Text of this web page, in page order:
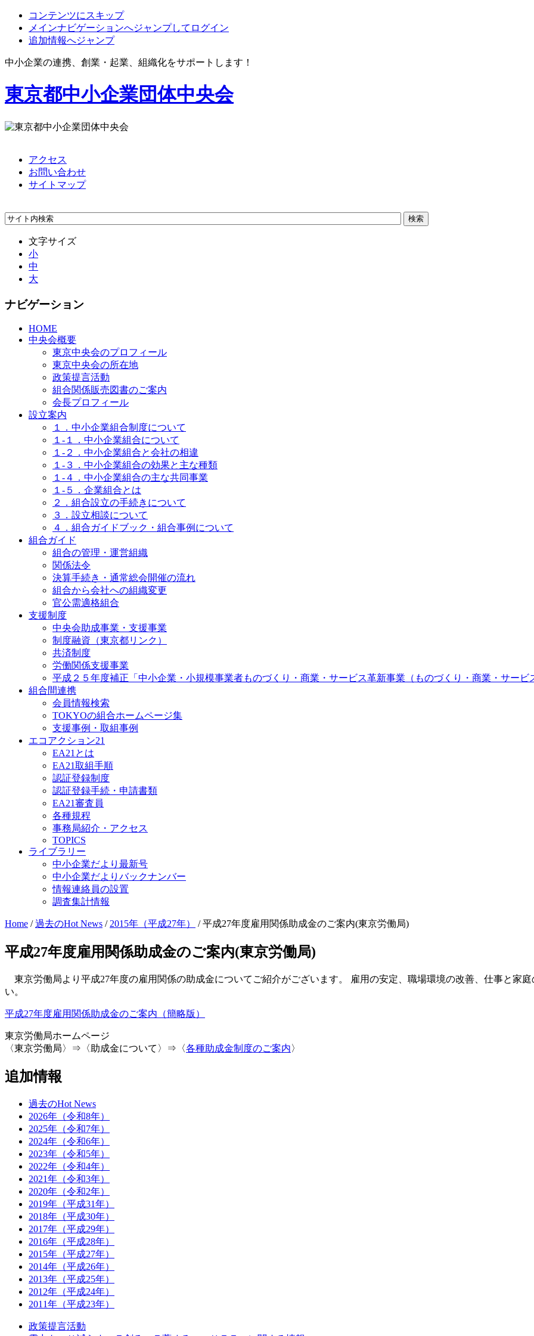
コンテンツにスキップ
メインナビゲーションへジャンプしてログイン
追加情報へジャンプ
中小企業の連携、創業・起業、組織化をサポートします！
東京都中小企業団体中央会
アクセス
お問い合わせ
サイトマップ
文字サイズ
小
中
大
ナビゲーション
HOME
中央会概要
東京中央会のプロフィール
東京中央会の所在地
政策提言活動
組合関係販売図書のご案内
会長プロフィール
設立案内
１．中小企業組合制度について
１-１．中小企業組合について
１-２．中小企業組合と会社の相違
１-３．中小企業組合の効果と主な種類
１-４．中小企業組合の主な共同事業
１-５．企業組合とは
２．組合設立の手続きについて
３．設立相談について
４．組合ガイドブック・組合事例について
組合ガイド
組合の管理・運営組織
関係法令
決算手続き・通常総会開催の流れ
組合から会社への組織変更
官公需適格組合
支援制度
中央会助成事業・支援事業
制度融資（東京都リンク）
共済制度
労働関係支援事業
平成２５年度補正「中小企業・小規模事業者ものづくり・商業・サービス革新事業（ものづくり・商業・サービ
組合間連携
会員情報検索
TOKYOの組合ホームページ集
支援事例・取組事例
エコアクション21
EA21とは
EA21取組手順
認証登録制度
認証登録手続・申請書類
EA21審査員
各種規程
事務局紹介・アクセス
TOPICS
ライブラリー
中小企業だより最新号
中小企業だよりバックナンバー
情報連絡員の設置
調査集計情報
Home /過去のHot News / 2015年（平成27年） /平成27年度雇用関係助成金のご案内(東京労働局)
平成27年度雇用関係助成金のご案内(東京労働局)
東京労働局より平成27年度の雇用関係の助成金についてご紹介がございます。 雇用の安定、職場環境の改善、仕事と家
い。
平成27年度雇用関係助成金のご案内（簡略版）
東京労働局ホームページ
〈東京労働局〉⇒〈助成金について〉⇒〈各種助成金制度のご案内〉
追加情報
過去のHot News
2026年（令和8年）
2025年（令和7年）
2024年（令和6年）
2023年（令和5年）
2022年（令和4年）
2021年（令和3年）
2020年（令和2年）
2019年（平成31年）
2018年（平成30年）
2017年（平成29年）
2016年（平成28年）
2015年（平成27年）
2014年（平成26年）
2013年（平成25年）
2012年（平成24年）
2011年（平成23年）
政策提言活動